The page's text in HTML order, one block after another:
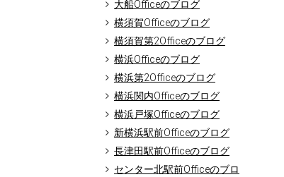
大船Officeのブログ
横須賀Officeのブログ
横須賀第2Officeのブログ
横浜Officeのブログ
横浜第2Officeのブログ
横浜関内Officeのブログ
横浜戸塚Officeのブログ
新横浜駅前Officeのブログ
長津田駅前Officeのブログ
センター北駅前Officeのブロ